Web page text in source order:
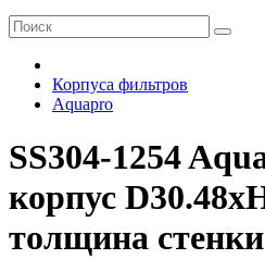
Корпуса фильтров
Aquapro
SS304-1254
корпус
толщина